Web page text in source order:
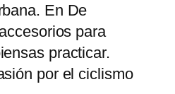
En De
para
practicar.
por el ciclismo